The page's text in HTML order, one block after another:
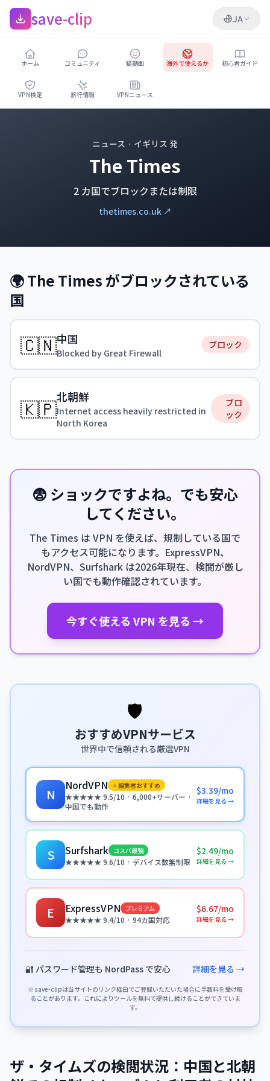
save-clip JA
ホーム コミュニティ 猫動画 海外で使えるか 初心者ガイド
VPN検定 旅行情報 VPNニュース
ニュース · イギリス 発
The Times
2 カ国でブロックまたは制限
thetimes.co.uk ↗
🌍 The Times がブロックされている
国
🇨🇳中国
Blocked by Great Firewall
ブロック
🇰🇵北朝鮮
Internet access heavily restricted in
North Korea
ブロ
ック
😨 ショックですよね。でも安心
してください。
The Times は VPN を使えば、規制している国で
もアクセス可能になります。ExpressVPN、
NordVPN、Surfshark は2026年現在、検閲が厳し
い国でも動作確認されています。
今すぐ使える VPN を見る →
🛡️
おすすめVPNサービス
世界中で信頼される厳選VPN
N
NordVPN ⭐ 編集者おすすめ
★★★★★ 9.5/10 · 6,000+サーバー ·
中国でも動作
$3.39/mo
詳細を見る →
S Surfshark コスパ最強
★★★★★ 9.6/10 · デバイス数無制限
$2.49/mo
詳細を見る →
E ExpressVPN プレミアム
★★★★★ 9.4/10 · 94カ国対応
$6.67/mo
詳細を見る →
🔐 パスワード管理も NordPass で安心 詳細を見る →
※ save-clipは当サイトのリンク経由でご登録いただいた場合に手数料を受け取
ることがあります。これによりツールを無料で提供し続けることができていま
す。
ザ・タイムズの検閲状況：中国と北朝